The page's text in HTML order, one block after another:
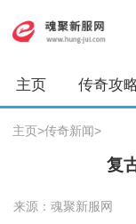
主页 传奇攻
主页>传奇新闻>
复
来源：魂聚新服网